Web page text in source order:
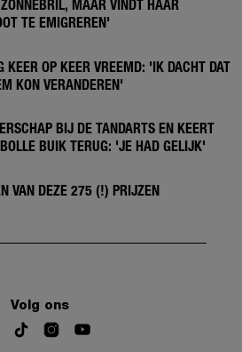
MAAR VINDT HAAR
TE EMIGREREN'
KEER OP KEER VREEMD: 'IK DACHT DAT
KON VERANDEREN'
BIJ DE TANDARTS EN KEERT
BUIK TERUG: 'JE HAD GELIJK'
VAN DEZE 275 (!) PRIJZEN
Volg ons